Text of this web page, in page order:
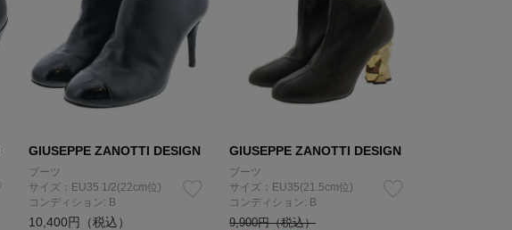
GIUSEPPE ZANOTTI DESIGN
ブーツ
サイズ：EU35 1/2(22cm位)
コンディション: B
10,400円（税込）
GIUSEPPE ZANOTTI DESIGN
ブーツ
サイズ：EU35(21.5cm位)
コンディション: B
9,900円（税込）